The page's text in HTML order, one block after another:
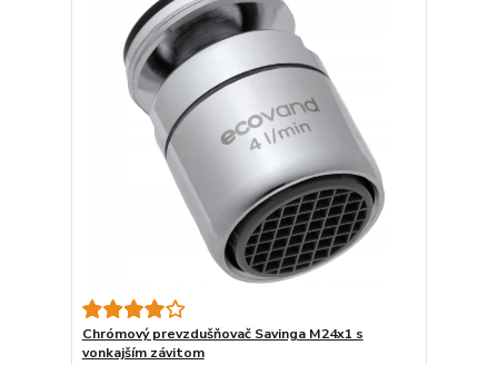
Chrómový prevzdušňovač Savinga M24x1 s
vonkajším závitom